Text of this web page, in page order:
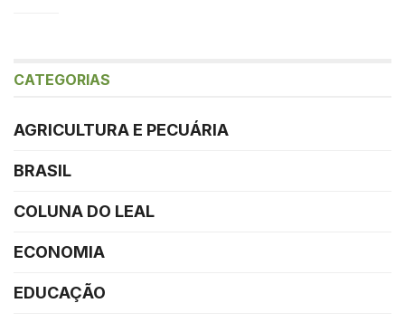
CATEGORIAS
AGRICULTURA E PECUÁRIA
BRASIL
COLUNA DO LEAL
ECONOMIA
EDUCAÇÃO